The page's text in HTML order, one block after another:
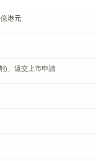
港元
)」遞交上市申請